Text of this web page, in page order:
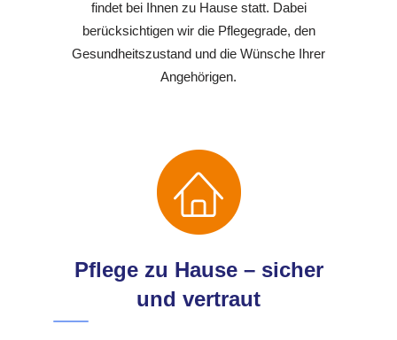
findet bei Ihnen zu Hause statt. Dabei
berücksichtigen wir die Pflegegrade, den
Gesundheitszustand und die Wünsche Ihrer
Angehörigen.
Pflege zu Hause – sicher
und vertraut